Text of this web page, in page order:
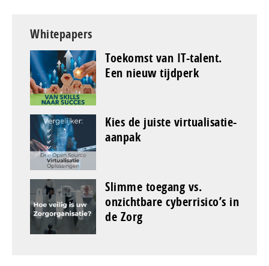
Whitepapers
Toekomst van IT-talent.
Een nieuw tijdperk
Kies de juiste virtualisatie-
aanpak
Slimme toegang vs.
onzichtbare cyberrisico’s in
de Zorg